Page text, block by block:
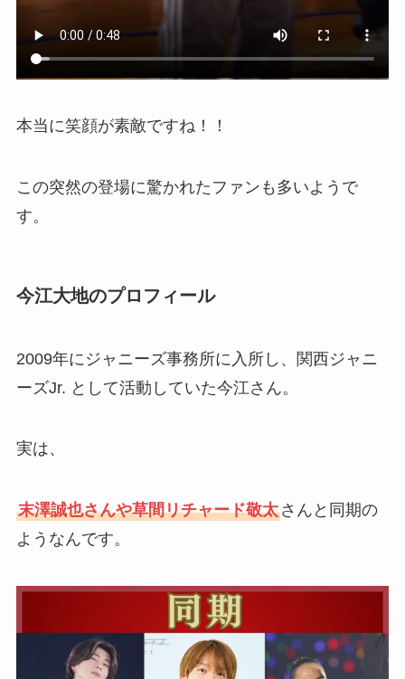
本当に笑顔が素敵ですね！！
この突然の登場に驚かれたファンも多いようで
す。
今江大地のプロフィール
2009年にジャニーズ事務所に入所し、関西ジャニ
ーズJr. として活動していた今江さん。
実は、
末澤誠也さんや草間リチャード敬太さんと同期の
ようなんです。